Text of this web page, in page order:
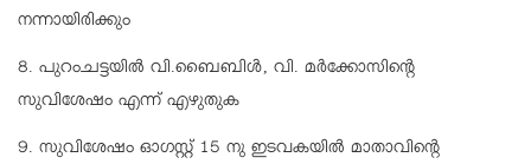
നന്നായിരിക്കും
8. പുറംചട്ടയിൽ വി.ബൈബിൾ, വി. മർക്കോസിൻ്റെ
സുവിശേഷം എന്ന് എഴുതുക
9. സുവിശേഷം ഓഗസ്റ്റ് 15 നു ഇടവകയിൽ മാതാവിൻ്റെ